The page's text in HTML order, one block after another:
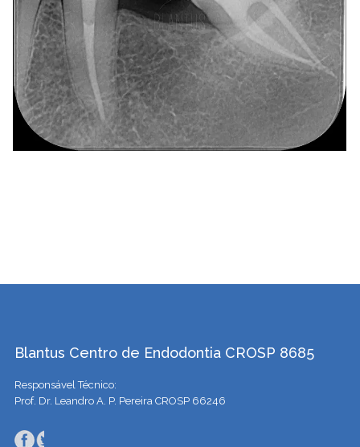
Blantus Centro de Endodontia CROSP 8685
Responsável Técnico:
Prof. Dr. Leandro A. P. Pereira CROSP 66246